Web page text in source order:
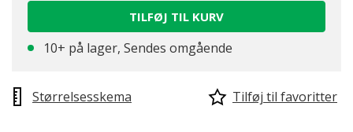
TILFØJ TIL KURV
10+ på lager, Sendes omgående
Størrelsesskema Tilføj til favoritter